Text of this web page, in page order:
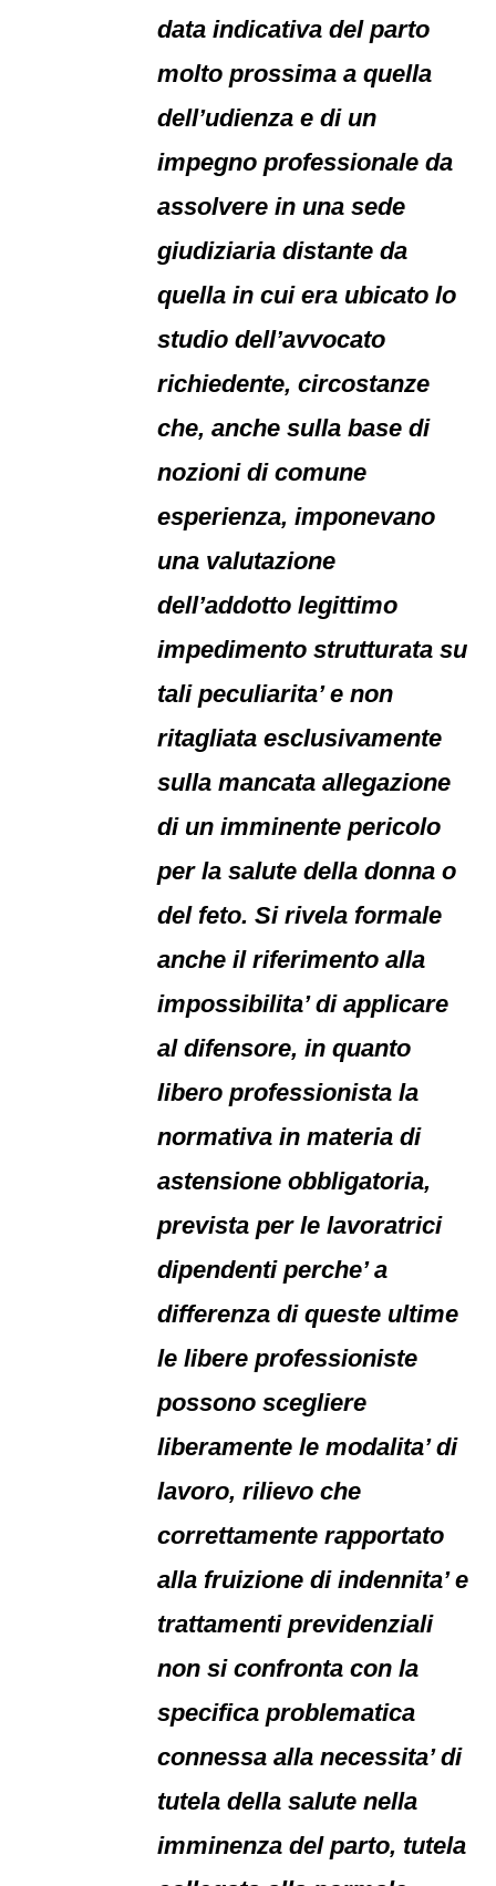
data indicativa del parto
molto prossima a quella
dell’udienza e di un
impegno professionale da
assolvere in una sede
giudiziaria distante da
quella in cui era ubicato lo
studio dell’avvocato
richiedente, circostanze
che, anche sulla base di
nozioni di comune
esperienza, imponevano
una valutazione
dell’addotto legittimo
impedimento strutturata su
tali peculiarita’ e non
ritagliata esclusivamente
sulla mancata allegazione
di un imminente pericolo
per la salute della donna o
del feto. Si rivela formale
anche il riferimento alla
impossibilita’ di applicare
al difensore, in quanto
libero professionista la
normativa in materia di
astensione obbligatoria,
prevista per le lavoratrici
dipendenti perche’ a
differenza di queste ultime
le libere professioniste
possono scegliere
liberamente le modalita’ di
lavoro, rilievo che
correttamente rapportato
alla fruizione di indennita’ e
trattamenti previdenziali
non si confronta con la
specifica problematica
connessa alla necessita’ di
tutela della salute nella
imminenza del parto, tutela